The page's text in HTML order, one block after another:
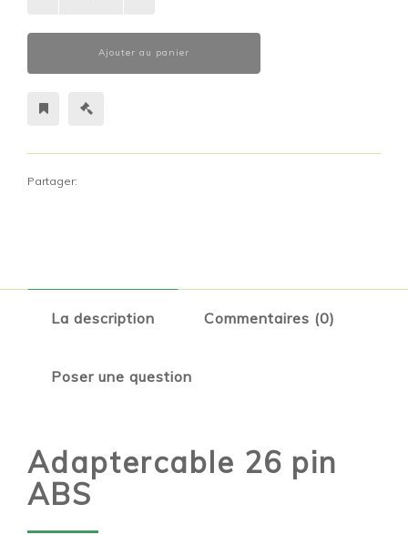
Ajouter au panier
Partager:
La description Commentaires (0)
Poser une question
Adaptercable 26 pin
ABS